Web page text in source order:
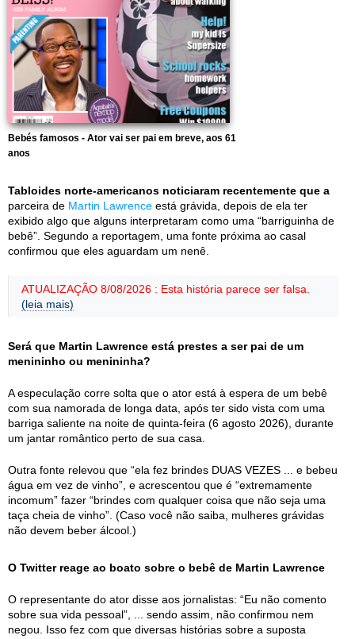
Bebés famosos - Ator vai ser pai em breve, aos 61
anos
Tabloides norte-americanos noticiaram recentemente que a
parceira de Martin Lawrence está grávida, depois de ela ter
exibido algo que alguns interpretaram como uma “barriguinha de
bebê”. Segundo a reportagem, uma fonte próxima ao casal
confirmou que eles aguardam um nenê.
ATUALIZAÇÃO 8/08/2026 : Esta história parece ser falsa.
(leia mais)
Será que Martin Lawrence está prestes a ser pai de um
menininho ou menininha?
A especulação corre solta que o ator está à espera de um bebê
com sua namorada de longa data, após ter sido vista com uma
barriga saliente na noite de quinta-feira (6 agosto 2026), durante
um jantar romântico perto de sua casa.
Outra fonte relevou que “ela fez brindes DUAS VEZES ... e bebeu
água em vez de vinho”, e acrescentou que é “extremamente
incomum” fazer “brindes com qualquer coisa que não seja uma
taça cheia de vinho”. (Caso você não saiba, mulheres grávidas
não devem beber álcool.)
O Twitter reage ao boato sobre o bebê de Martin Lawrence
O representante do ator disse aos jornalistas: “Eu não comento
sobre sua vida pessoal”, ... sendo assim, não confirmou nem
negou. Isso fez com que diversas histórias sobre a suposta